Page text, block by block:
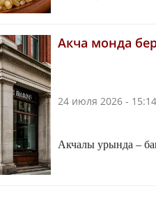
Акча монда
24 июля 2026 - 15:14
Акчалы урында –